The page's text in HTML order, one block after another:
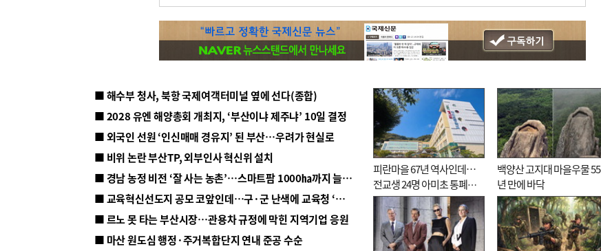
■ 해수부 청사, 북항 국제여객터미널 옆에 선다(종합)
■ 2028 유엔 해양총회 개최지, ‘부산이냐 제주냐’ 10일 결정
■ 외국인 선원 ‘인신매매 경유지’ 된 부산…우려가 현실로
■ 비위 논란 부산TP, 외부인사 혁신위 설치
■ 경남 농정 비전 ‘잘 사는 농촌’…스마트팜 1000㏊까지 늘린다
■ 교육혁신선도지 공모 코앞인데…구·군 난색에 교육청 ‘쩔쩔’
■ 르노 못 타는 부산시장…관용차 규정에 막힌 지역기업 응원
■ 마산 원도심 행정·주거복합단지 연내 준공 수순
피란마을 67년 역사인데…
전교생 24명 아미초 통폐합
기로
백양산 고지대 마을우물 55
년 만에 바닥